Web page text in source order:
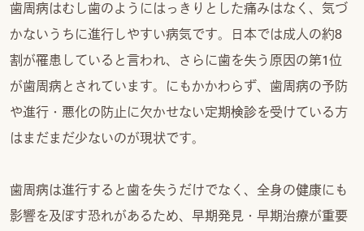
歯周病はむし歯のようにはっきりとした痛みはなく、気づ
かないうちに進行しやすい病気です。日本では成人の約8
割が罹患していると言われ、さらに歯を失う原因の第1位
が歯周病とされています。にもかかわらず、歯周病の予防
や進行・悪化の防止に欠かせない定期検診を受けている方
はまだまだ少ないのが現状です。
歯周病は進行すると歯を失うだけでなく、全身の健康にも
影響を及ぼす恐れがあるため、早期発見・早期治療が重要